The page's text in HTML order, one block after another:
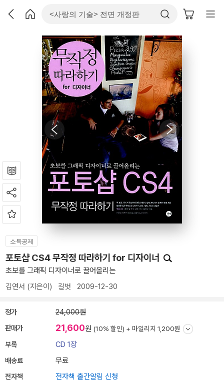
소득공제
포토샵 CS4 무작정 따라하기 for 디자이너
초보를 그래픽 디자이너로 끌어올리는
김연서 (지은이) 길벗 2009-12-30
정가 24,000원
판매가 21,600원 (10% 할인) + 마일리지 1,200원
부록 CD 1장
배송료 무료
전자책 전자책 출간알림 신청